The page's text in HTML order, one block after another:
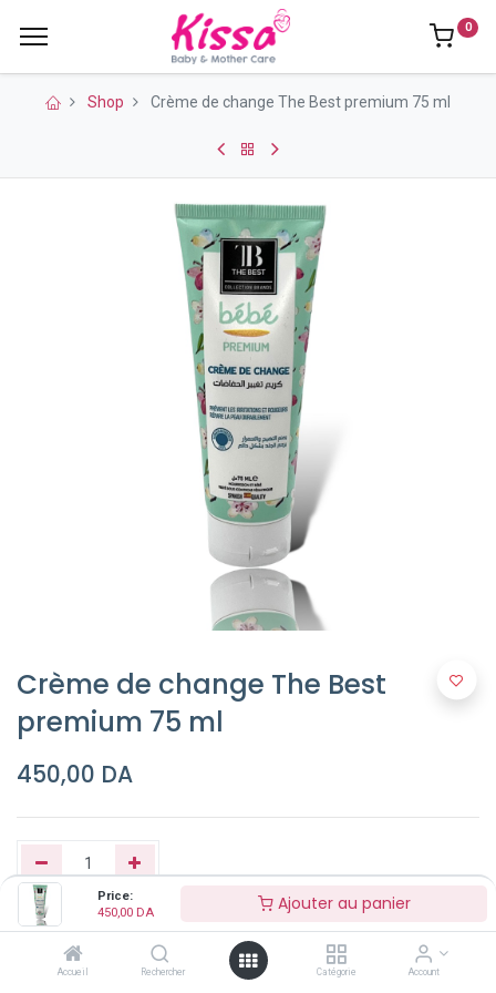
Price:
450,00 DA Ajouter au panier
Accueil Rechercher Catégorie Account
0
Shop Crème de change The Best premium 75 ml
Crème de change The Best
premium 75 ml
450,00 DA
Ajouter au panier